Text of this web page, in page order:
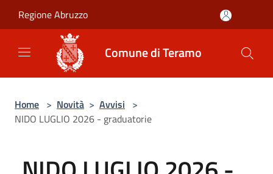
Regione Abruzzo
Comune di Teramo
Home > Novità > Avvisi >
NIDO LUGLIO 2026 - graduatorie